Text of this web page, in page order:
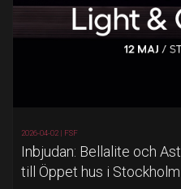
2026-04-02 | FSF
Inbjudan: Bellalite och
till Öppet hus i Stockholm